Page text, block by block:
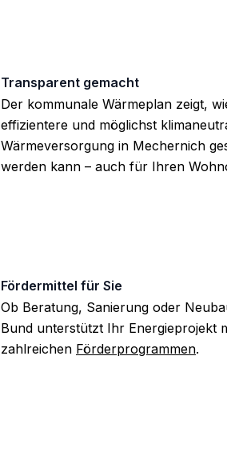
Transparent gemacht
Der kommunale Wärmeplan zeigt,
effizientere und möglichst
Wärmeversorgung in Mechernich
werden kann – auch für Ihren
Fördermittel für Sie
Ob Beratung, Sanierung oder
Bund unterstützt Ihr Energieprojekt
zahlreichen Förderprogrammen.